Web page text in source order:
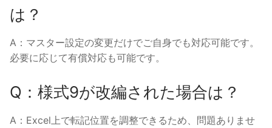
は？
A：マスター設定の変更だけでご自身でも対応可能です。
必要に応じて有償対応も可能です。
Q：様式9が改編された場合は？
A：Excel上で転記位置を調整できるため、問題ありませ